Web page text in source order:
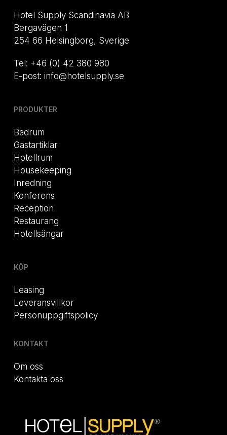
Hotel Supply Scandinavia AB
Bergavägen 1
254 66 Helsingborg, Sverige
Tel: +46 (0) 42 380 980
E-post: info@hotelsupply.se
PRODUKTER
Badrum
Gästartiklar
Hotellrum
Housekeeping
Inredning
Konferens
Reception
Restaurang
Hotellsängar
KÖP
Leasing
Leveransvillkor
Personuppgiftspolicy
KONTAKT
Om oss
Kontakta oss